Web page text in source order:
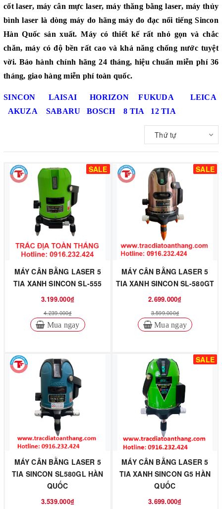
cốt laser, máy cân mực laser, máy thăng bằng laser, máy thủy
bình laser là dòng máy do hãng máy đo đạc nổi tiếng Sincon
Hàn Quốc sản xuất. Máy có thiết kế rất nhỏ gọn và chắc
chăn, máy có độ bền rất cao và khả năng chống nước tuyệt
vời. Bảo hành chính hãng 24 tháng, hiệu chuẩn miễn phí 36
tháng, giao hàng miễn phí toàn quốc.
SINCON LAISAI HORIZON FUKUDA
LEICA
AKUZA
SABARU BOSCH 8 TIA 12 TIA
Thứ tự
SALE
MÁY CÂN BẰNG LASER 5
TIA XANH SINCON SL-555
3.199.000₫
4.239.000₫
Mua ngay
SALE
MÁY CÂN BẰNG LASER 5
TIA XANH SINCON SL-580GT
2.699.000₫
3.599.000₫
Mua ngay
MÁY CÂN BẰNG LASER 5
TIA SINCON SL580GL HÀN
QUỐC
3.539.000₫
SALE
MÁY CÂN BẰNG LASER 5
TIA XANH SINCON G5 HÀN
QUỐC
3.699.000₫